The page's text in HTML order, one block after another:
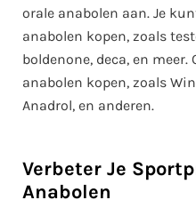
orale anabolen aan. Je
anabolen kopen, zoals
boldenone, deca, en
anabolen kopen, zoals
Anadrol, en anderen.
Verbeter Je
Anabolen